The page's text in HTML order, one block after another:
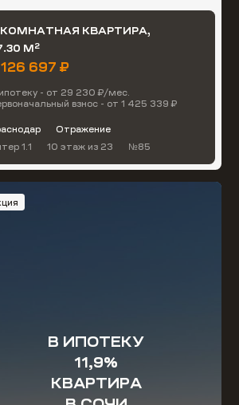
КВАРТИРА,
М2
697 ₽
- от 29 230 ₽/мес.
взнос - от 1 425 339 ₽
Отражение
1.1
10 этаж из 23 №85
В ИПОТЕКУ
11,9%
КВАРТИРА